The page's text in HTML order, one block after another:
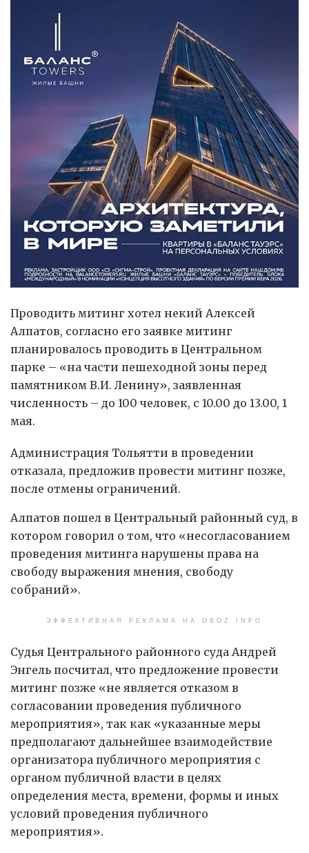
Проводить митинг хотел некий Алексей
Алпатов, согласно его заявке митинг
планировалось проводить в Центральном
парке – «на части пешеходной зоны перед
памятником В.И. Ленину», заявленная
численность – до 100 человек, с 10.00 до 13.00, 1
мая.
Администрация Тольятти в проведении
отказала, предложив провести митинг позже,
после отмены ограничений.
Алпатов пошел в Центральный районный суд, в
котором говорил о том, что «несогласованием
проведения митинга нарушены права на
свободу выражения мнения, свободу
собраний».
ЭФФЕКТИВНАЯ РЕКЛАМА НА OBOZ.INFO
Судья Центрального районного суда Андрей
Энгель посчитал, что предложение провести
митинг позже «не является отказом в
согласовании проведения публичного
мероприятия», так как «указанные меры
предполагают дальнейшее взаимодействие
организатора публичного мероприятия с
органом публичной власти в целях
определения места, времени, формы и иных
условий проведения публичного
мероприятия».